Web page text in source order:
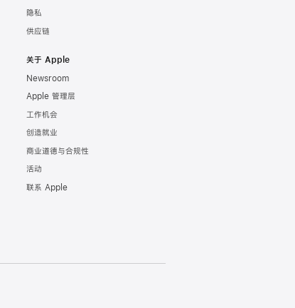
隐私
供应链
关于 Apple
Newsroom
Apple 管理层
工作机会
创造就业
商业道德与合规性
活动
联系 Apple